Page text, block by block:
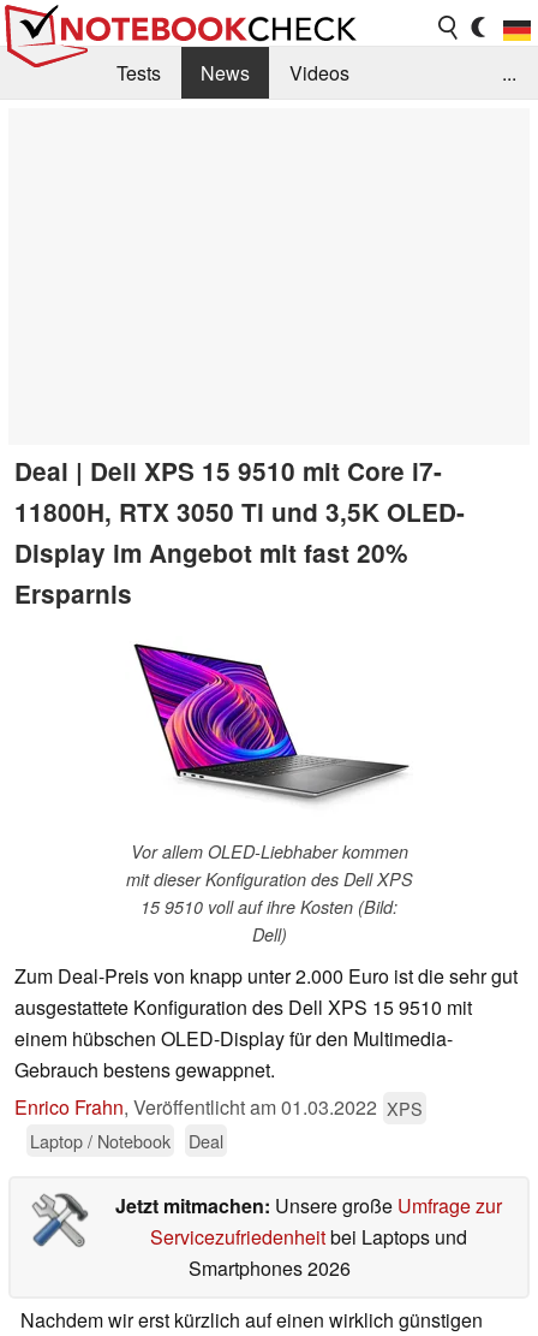
Tests News
Videos
...
Deal | Dell XPS 15 9510 mit Core i7-
11800H, RTX 3050 Ti und 3,5K OLED-
Display im Angebot mit fast 20%
Ersparnis
Vor allem OLED-Liebhaber kommen
mit dieser Konfiguration des Dell XPS
15 9510 voll auf ihre Kosten (Bild:
Dell)
Zum Deal-Preis von knapp unter 2.000 Euro ist die sehr gut
ausgestattete Konfiguration des Dell XPS 15 9510 mit
einem hübschen OLED-Display für den Multimedia-
Gebrauch bestens gewappnet.
Enrico Frahn, Veröffentlicht am01.03.2022 XPS
Laptop / Notebook
Deal
Jetzt mitmachen: Unsere große Umfrage zur
Servicezufriedenheitbei Laptops und
Smartphones 2026
Nachdem wir erst kürzlich auf einen wirklich günstigen